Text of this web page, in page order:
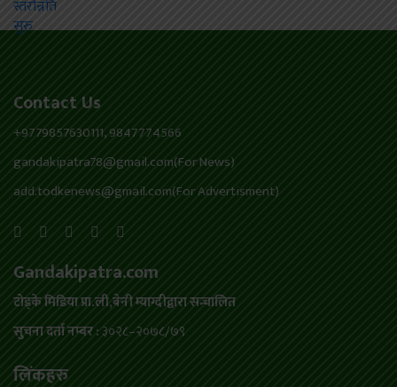
Contact Us
+9779857630111, 9847774566
gandakipatra78@gmail.com(For News)
add.todkenews@gmail.com(For Advertisment)
Gandakipatra.com
टोड्के मिडिया प्रा.ली,बेनी म्याग्दीद्वारा सन्चालित
सुचना दर्ता नम्बर : ३०२८–२०७८/७९
लिंकहरु